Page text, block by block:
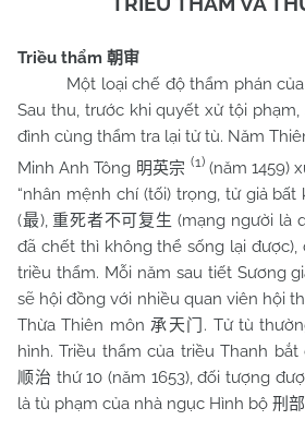
Triều thẩm 朝审
Một loại chế độ thẩm phán của
Sau thu, trước khi quyết xử tội
đình cùng thẩm tra lại tử tù. Năm
Minh Anh Tông 明英宗 (1)(năm 1459)
“nhân mệnh chí (tối) trọng, tử giả bất
(最),重死者不可复生 (mạng người là
đã chết thì không thể sống lại
triều thẩm. Mỗi năm sau tiết Sương
sẽ hội đồng với nhiều quan viên hội
Thừa Thiên môn承天门 . Tử tù
hình. Triều thẩm của triều Thanh
顺治 thứ 10 (năm 1653), đối tượng
là tù phạm của nhà ngục Hình bộ 刑部